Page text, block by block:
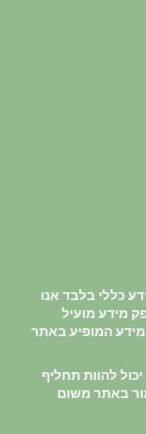
כללי בלבד אנו
מידע מועיל
המופיע באתר
להוות תחליף
באתר משום